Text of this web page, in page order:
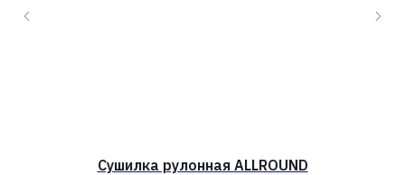
Сушилка рулонная ALLROUND